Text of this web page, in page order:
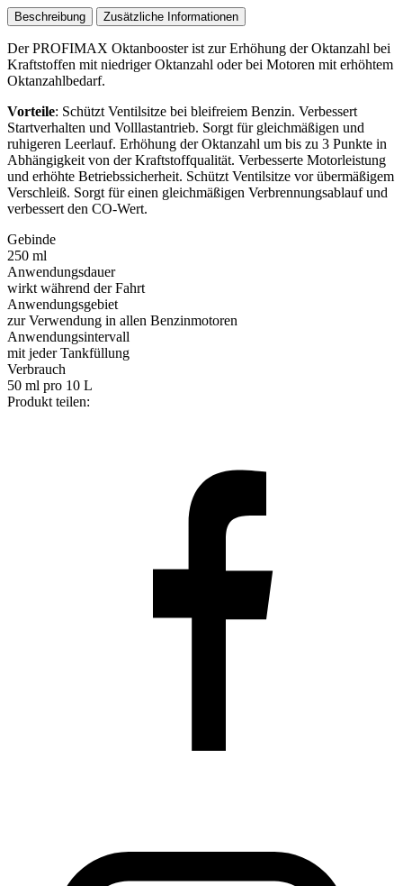
Beschreibung Zusätzliche Informationen
Der PROFIMAX Oktanbooster ist zur Erhöhung der Oktanzahl bei
Kraftstoffen mit niedriger Oktanzahl oder bei Motoren mit erhöhtem
Oktanzahlbedarf.
Vorteile: Schützt Ventilsitze bei bleifreiem Benzin. Verbessert
Startverhalten und Volllastantrieb. Sorgt für gleichmäßigen und
ruhigeren Leerlauf. Erhöhung der Oktanzahl um bis zu 3 Punkte in
Abhängigkeit von der Kraftstoffqualität. Verbesserte Motorleistung
und erhöhte Betriebssicherheit. Schützt Ventilsitze vor übermäßigem
Verschleiß. Sorgt für einen gleichmäßigen Verbrennungsablauf und
verbessert den CO-Wert.
Gebinde
250 ml
Anwendungsdauer
wirkt während der Fahrt
Anwendungsgebiet
zur Verwendung in allen Benzinmotoren
Anwendungsintervall
mit jeder Tankfüllung
Verbrauch
50 ml pro 10 L
Produkt teilen: